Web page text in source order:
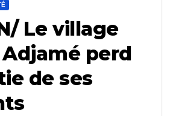
Le village
perd
de ses